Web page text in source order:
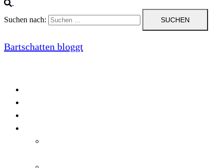
Suchen nach:
Bartschatten bloggt